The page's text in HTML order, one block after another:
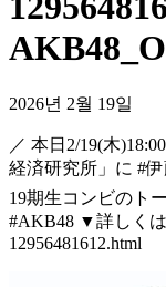
2026년 2월 19일
／ 本日2/19(木
経済研究所」に #
19期生コンビのト
#AKB48 ▼詳しくは
12956481612.html